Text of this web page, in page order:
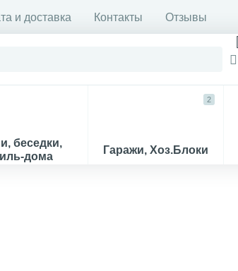
и доставка Контакты Отзывы
беседки,
дома
Гаражи, Хоз.Блоки
2